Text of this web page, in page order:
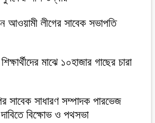
আওয়ামী লীগের সাবেক সভাপতি
মাঝে ১০হাজার গাছের চারা
সাবেক সাধারণ সম্পাদক পারভেজ
বিক্ষোভ ও পথসভা